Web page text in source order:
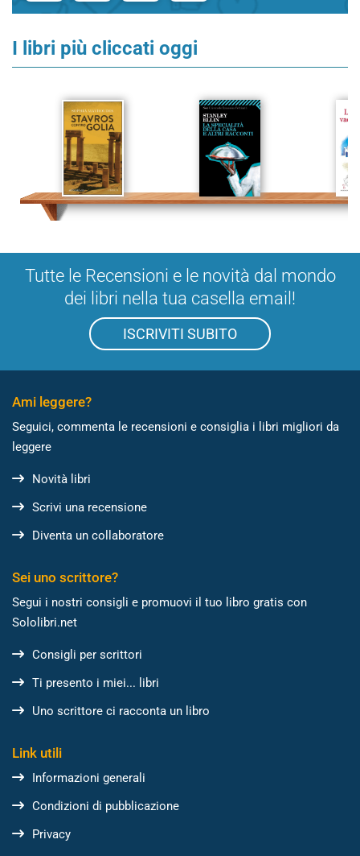
I libri più cliccati oggi
Tutte le Recensioni e le novità dal mondo
dei libri nella tua casella email!
ISCRIVITI SUBITO
Ami leggere?
Seguici, commenta le recensioni e consiglia i libri migliori da
leggere
Novità libri
Scrivi una recensione
Diventa un collaboratore
Sei uno scrittore?
Segui i nostri consigli e promuovi il tuo libro gratis con
Sololibri.net
Consigli per scrittori
Ti presento i miei... libri
Uno scrittore ci racconta un libro
Link utili
Informazioni generali
Condizioni di pubblicazione
Privacy